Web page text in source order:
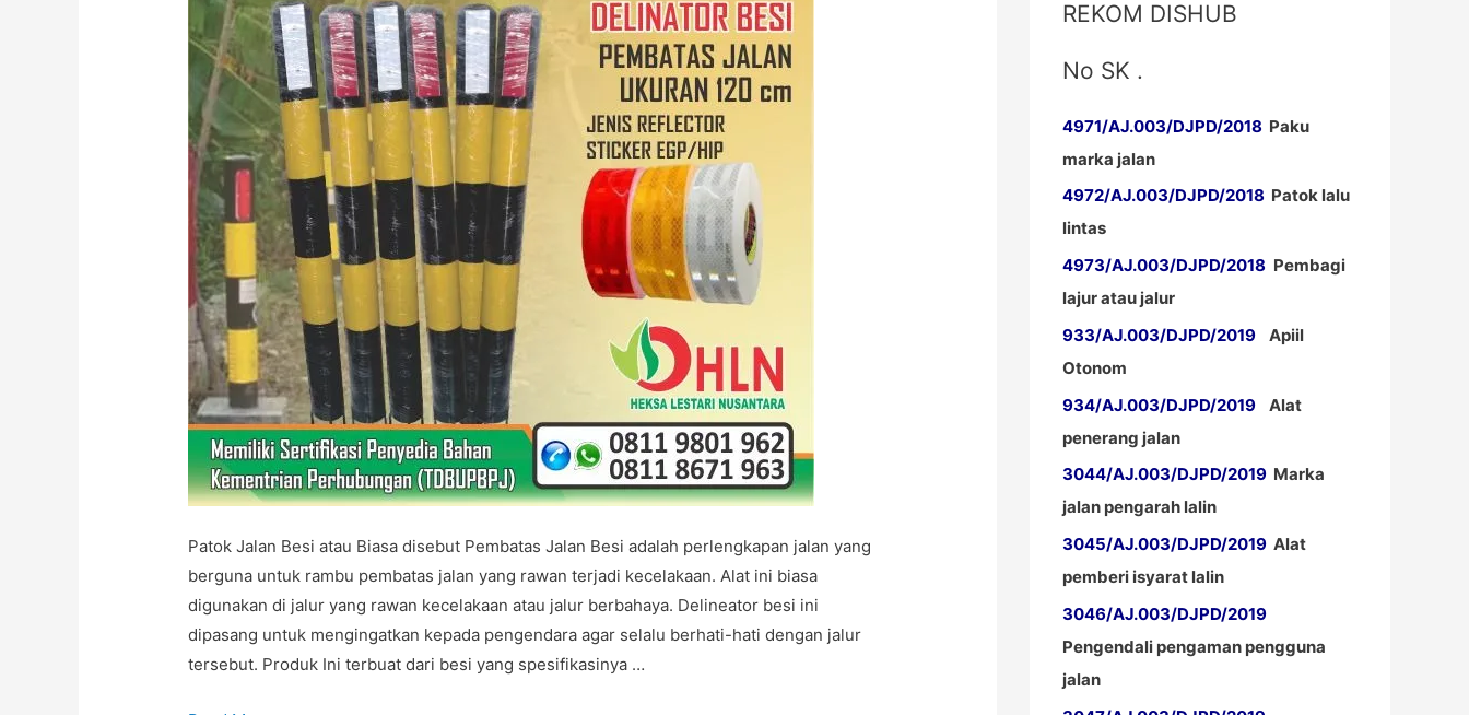
Patok Jalan Besi atau Biasa disebut Pembatas Jalan Besi adalah perlengkapan jalan yang
berguna untuk rambu pembatas jalan yang rawan terjadi kecelakaan. Alat ini biasa
digunakan di jalur yang rawan kecelakaan atau jalur berbahaya. Delineator besi ini
dipasang untuk mengingatkan kepada pengendara agar selalu berhati-hati dengan jalur
tersebut. Produk Ini terbuat dari besi yang spesifikasinya …
REKOM DISHUB
No SK .
4971/AJ.003/DJPD/2018 Paku
marka jalan
4972/AJ.003/DJPD/2018 Patok lalu
lintas
4973/AJ.003/DJPD/2018 Pembagi
lajur atau jalur
933/AJ.003/DJPD/2019 Apiil
Otonom
934/AJ.003/DJPD/2019 Alat
penerang jalan
3044/AJ.003/DJPD/2019 Marka
jalan pengarah lalin
3045/AJ.003/DJPD/2019 Alat
pemberi isyarat lalin
3046/AJ.003/DJPD/2019
Pengendali pengaman pengguna
jalan